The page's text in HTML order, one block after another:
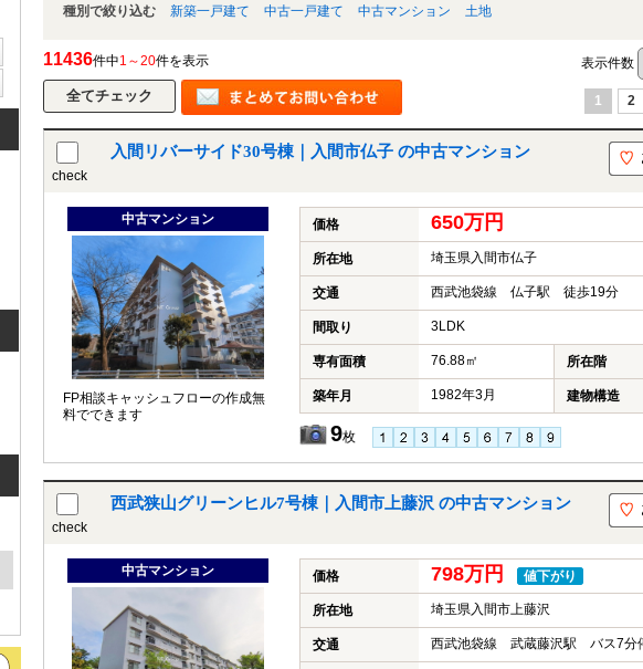
種別で絞り込む 新築一戸建て 中古一戸建て 中古マンション 土地
11436件中1～20件を表示 表示件数
1 2
check
入間リバーサイド30号棟｜入間市仏子 の中古マンション
中古マンション
FP相談キャッシュフローの作成無
料でできます
価格 650万円
所在地 埼玉県入間市仏子
交通 西武池袋線 仏子駅 徒歩19分
間取り 3LDK
専有面積 76.88㎡ 所在階
築年月 1982年3月 建物構造
9枚
check
西武狭山グリーンヒル7号棟｜入間市上藤沢 の中古マンション
中古マンション 価格 798万円 値下がり
所在地 埼玉県入間市上藤沢
交通 西武池袋線 武蔵藤沢駅 バス7分